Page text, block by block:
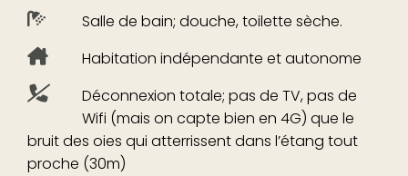
Salle de bain; douche, toilette sèche.
Habitation indépendante et autonome
Déconnexion totale; pas de TV, pas de
Wifi (mais on capte bien en 4G) que le
bruit des oies qui atterrissent dans l’étang tout
proche (30m)